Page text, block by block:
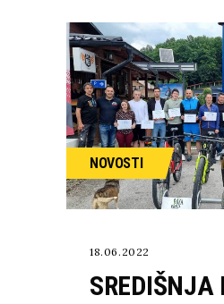
NOVOSTI
18.06.2022
SREDIŠNJA